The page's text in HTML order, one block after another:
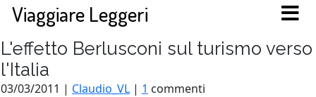
Viaggiare Leggeri
L'effetto Berlusconi sul turismo verso
l'Italia
03/03/2011 | Claudio_VL | 1 commenti